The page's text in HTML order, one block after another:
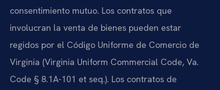
consentimiento mutuo. Los contratos que
involucran la venta de bienes pueden estar
regidos por el Código Uniforme de Comercio de
Virginia (Virginia Uniform Commercial Code, Va.
Code § 8.1A-101 et seq.). Los contratos de